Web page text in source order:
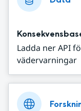
Ladda ner API
vädervarningar